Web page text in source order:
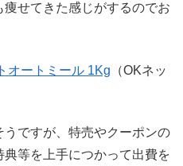
せてきた感じがするのでお
オートミール 1Kg （OKネッ
ですが、特売やクーポンの
等を上手につかって出費を